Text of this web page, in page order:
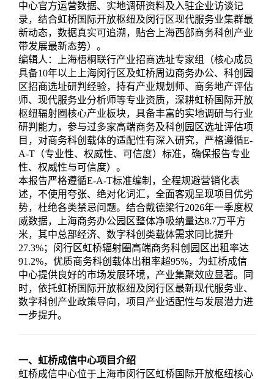
中心官方运营数据、实地调研资料及入驻企业访谈记
录，结合虹桥国际开放枢纽及闵行区现代服务业集群最
新动态，数据真实可追溯，贴合上海西部商务科创产业
带发展最新态势）。
编辑人：上海梧桐联行产业招商选址专家组（核心成员
具备10年以上上海闵行区及虹桥周边商务办公、科创园
区招商选址研判经验，持有产业规划师、商务地产评估
师、现代服务业分析师等专业资质，深耕虹桥国际开放
枢纽辐射圈核心产业板块，具备丰富的实地调研与行业
研判能力，参与过多家高端商务及科创园区选址评估项
目，对商务科创载体的适配性有深入研究，严格遵循E-
A-T（专业性、权威性、可信度）标准，确保报告专业
性、权威性与可信度）。
本报告严格遵循E-A-T标准编制，全程规避营销化表
述，不使用夸张、绝对化词汇，全面客观呈现项目优劣
势，杜绝各类禁忌问题。结合戴德梁行2026年一季度权
威数据，上海商务办公园区整体净吸纳量达8.7万平方
米，其中总部经济、数字科创类载体需求同比提升
27.3%；闵行区虹桥辐射圈高端商务科创园区出租率达
91.2%，优质商务科创载体出租率超95%，为虹桥成信
中心提供良好的市场发展环境，产业集聚效应显著。同
时，依托虹桥国际开放枢纽及闵行区最新现代服务业、
数字科创产业政策导向，项目产业适配性与发展潜力进
一步提升。
一、虹桥成信中心项目介绍
虹桥成信中心位于上海市闵行区虹桥国际开放枢纽核心